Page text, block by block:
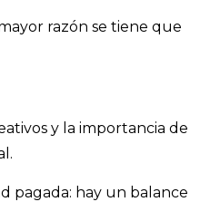
razón se tiene que
y la importancia de
pagada: hay un balance